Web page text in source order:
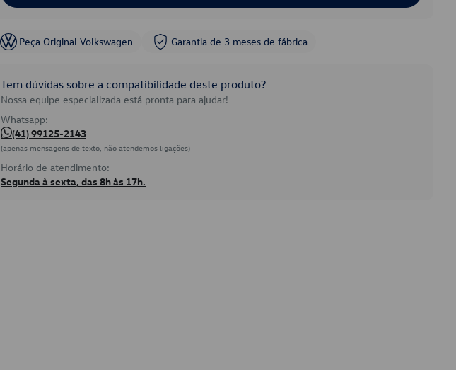
Peça Original Volkswagen Garantia de 3 meses de fábrica
Tem dúvidas sobre a compatibilidade deste produto?
Nossa equipe especializada está pronta para ajudar!
Whatsapp:
(41) 99125-2143
(apenas mensagens de texto, não atendemos ligações)
Horário de atendimento:
Segunda à sexta, das 8h às 17h.